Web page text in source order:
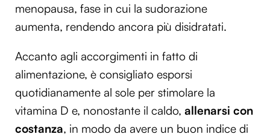
menopausa, fase in cui la sudorazione
aumenta, rendendo ancora più disidratati.
Accanto agli accorgimenti in fatto di
alimentazione, è consigliato esporsi
quotidianamente al sole per stimolare la
vitamina D e, nonostante il caldo, allenarsi con
costanza, in modo da avere un buon indice di